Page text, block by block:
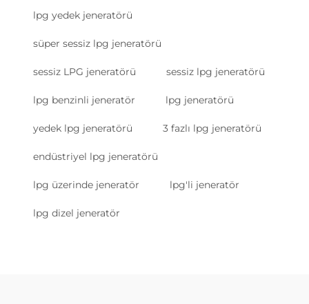
lpg yedek jeneratörü
süper sessiz lpg jeneratörü
sessiz LPG jeneratörü sessiz lpg jeneratörü
lpg benzinli jeneratör lpg jeneratörü
yedek lpg jeneratörü 3 fazlı lpg jeneratörü
endüstriyel lpg jeneratörü
lpg üzerinde jeneratör lpg'li jeneratör
lpg dizel jeneratör